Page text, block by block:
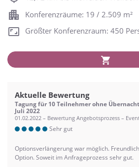
Konferenzräume: 19 / 2.509 m²
Größter Konferenzraum: 450
Aktuelle Bewertung
Tagung für 10 Teilnehmer ohne
Juli 2022
01.02.2022 – Bewertung Angebotsprozess –
Sehr gut
Optionsverlängerung war möglich.
Option. Soweit im Anfrageprozess sehr gut.